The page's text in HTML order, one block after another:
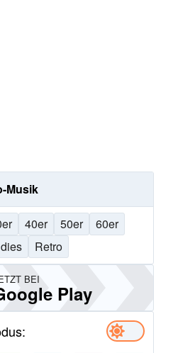
Musik
40er 50er
60er
Retro
BEI
Play